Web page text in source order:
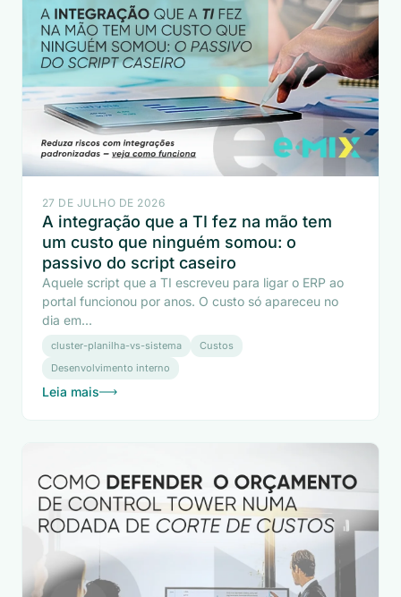
27 DE JULHO DE 2026
A integração que a TI fez na mão tem
um custo que ninguém somou: o
passivo do script caseiro
Aquele script que a TI escreveu para ligar o ERP ao
portal funcionou por anos. O custo só apareceu no
dia em...
cluster-planilha-vs-sistema
Custos
Desenvolvimento interno
Leia mais